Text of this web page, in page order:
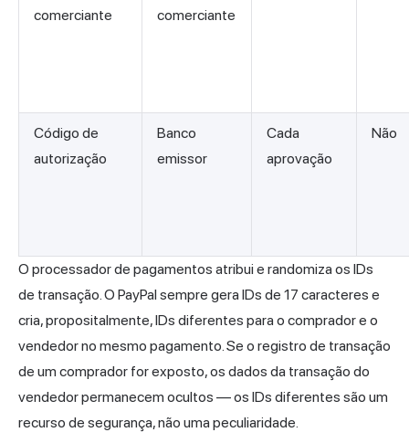
comerciante
comerciante
Código de
autorização
Banco
emissor
Cada
aprovação
Não
O processador de pagamentos atribui e randomiza os IDs
de transação. O PayPal sempre gera IDs de 17 caracteres e
cria, propositalmente, IDs diferentes para o comprador e o
vendedor no mesmo pagamento. Se o registro de transação
de um comprador for exposto, os dados da transação do
vendedor permanecem ocultos — os IDs diferentes são um
recurso de segurança, não uma peculiaridade.